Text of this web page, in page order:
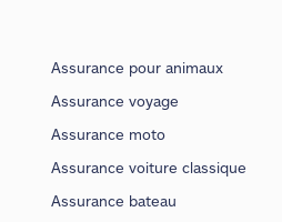
Assurance pour animaux
Assurance voyage
Assurance moto
Assurance voiture classique
Assurance bateau